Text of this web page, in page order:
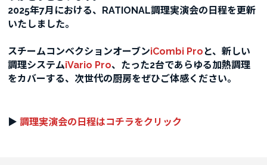
2025年7月における、RATIONAL調理実演会の日程を更新
いたしました。
スチームコンベクションオーブンiCombi Proと、新しい
調理システムiVario Pro、たった2台であらゆる加熱調理
をカバーする、次世代の厨房をぜひご体感ください。
▶︎ 調理実演会の日程はコチラをクリック